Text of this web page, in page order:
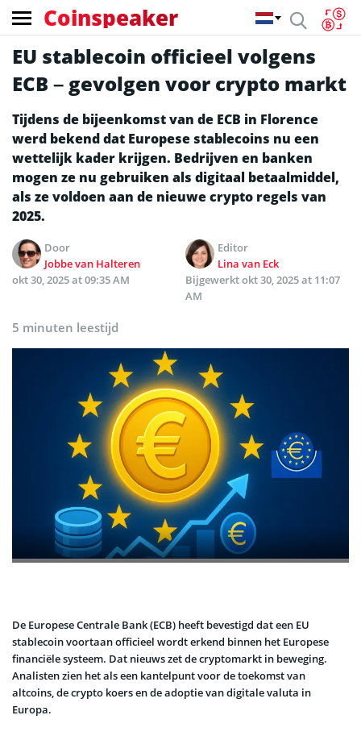
Coinspeaker
EU stablecoin officieel volgens
ECB – gevolgen voor crypto markt
Tijdens de bijeenkomst van de ECB in Florence
werd bekend dat Europese stablecoins nu een
wettelijk kader krijgen. Bedrijven en banken
mogen ze nu gebruiken als digitaal betaalmiddel,
als ze voldoen aan de nieuwe crypto regels van
2025.
Door
Jobbe van Halteren
Editor
Lina van Eck
okt 30, 2025 at 09:35 AM
Bijgewerktokt 30, 2025 at 11:07
AM
5 minuten leestijd
De Europese Centrale Bank (ECB) heeft bevestigd dat een EU
stablecoin voortaan officieel wordt erkend binnen het Europese
financiële systeem. Dat nieuws zet de cryptomarkt in beweging.
Analisten zien het als een kantelpunt voor de toekomst van
altcoins, de crypto koers en de adoptie van digitale valuta in
Europa.